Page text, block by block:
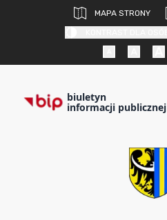
MAPA STRONY
biuletyn
informacji publicznej